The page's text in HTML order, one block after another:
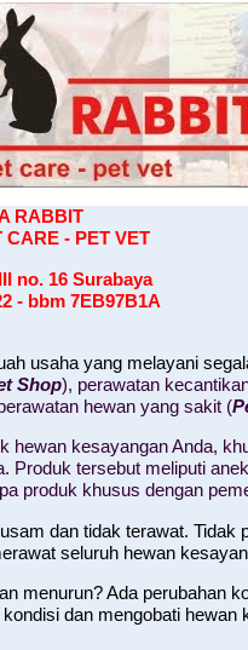
RABBIT
CARE - PET VET
no. 16 Surabaya
- bbm 7EB97B1A
usaha yang melayani
Shop), perawatan
hewan yang sakit (
hewan kesayangan Anda,
Produk tersebut meliputi
produk khusus dengan
dan tidak terawat. Tidak
seluruh hewan
menurun? Ada perubahan
dan mengobati hewan